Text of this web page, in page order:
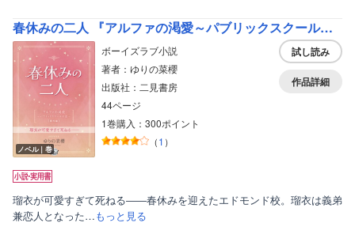
春休みの二人 『アルファの渇愛～パブリックスクールの恋～』番外編
ノベル｜巻
ボーイズラブ小説
著者：ゆりの菜櫻
出版社：二見書房
44ページ
1巻購入：300ポイント
（1 ）
試し読み
作品詳細
瑠衣が可愛すぎて死ねる――春休みを迎えたエドモンド校。瑠衣は義弟
兼恋人となった…もっと見る